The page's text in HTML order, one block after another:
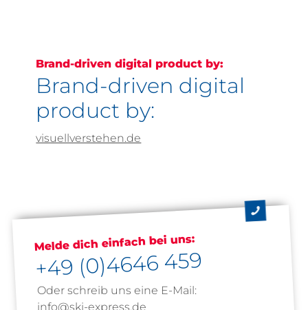
Brand-driven digital product by:
Brand-driven digital
product by:
visuellverstehen.de
Melde dich einfach bei uns:
+49 (0)4646 459
Oder schreib uns eine E-Mail:
info@ski-express.de